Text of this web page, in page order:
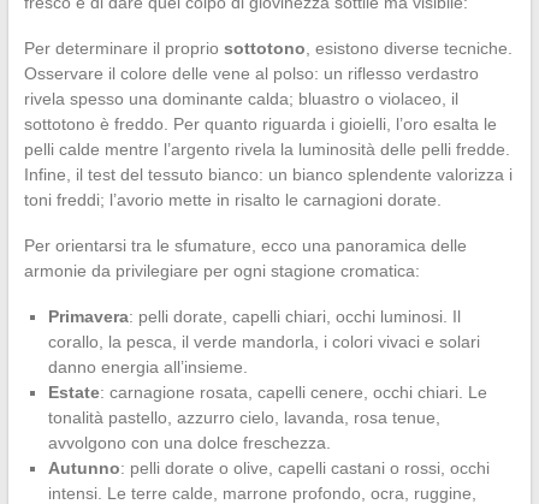
Per determinare il proprio sottotono , esistono diverse tecniche.
Osservare il colore delle vene al polso: un riflesso verdastro
rivela spesso una dominante calda; bluastro o violaceo, il
sottotono è freddo. Per quanto riguarda i gioielli, l’oro esalta le
pelli calde mentre l’argento rivela la luminosità delle pelli fredde.
Infine, il test del tessuto bianco: un bianco splendente valorizza i
toni freddi; l’avorio mette in risalto le carnagioni dorate.
Per orientarsi tra le sfumature, ecco una panoramica delle
armonie da privilegiare per ogni stagione cromatica:
Primavera: pelli dorate, capelli chiari, occhi luminosi. Il
corallo, la pesca, il verde mandorla, i colori vivaci e solari
danno energia all’insieme.
Estate: carnagione rosata, capelli cenere, occhi chiari. Le
tonalità pastello, azzurro cielo, lavanda, rosa tenue,
avvolgono con una dolce freschezza.
Autunno: pelli dorate o olive, capelli castani o rossi, occhi
intensi. Le terre calde, marrone profondo, ocra, ruggine,